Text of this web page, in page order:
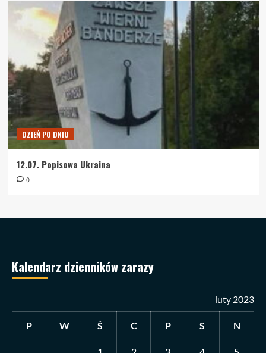
DZIEŃ PO DNIU
12.07. Popisowa Ukraina
0
Kalendarz dzienników zarazy
luty 2023
P W Ś C P S N